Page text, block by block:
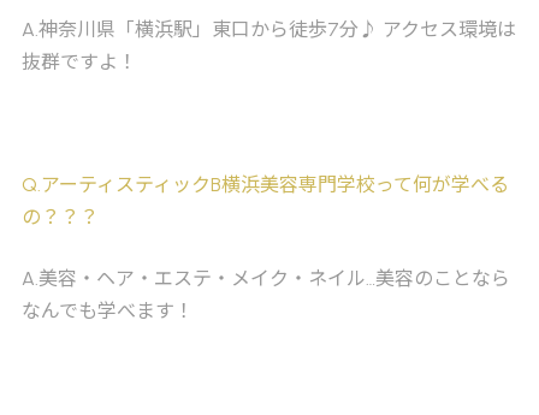
A.神奈川県「横浜駅」東口から徒歩7分♪ アクセス環境は
抜群ですよ！
Q.アーティスティックB横浜美容専門学校って何が学べる
の？？？
A.美容・ヘア・エステ・メイク・ネイル…美容のことなら
なんでも学べます！